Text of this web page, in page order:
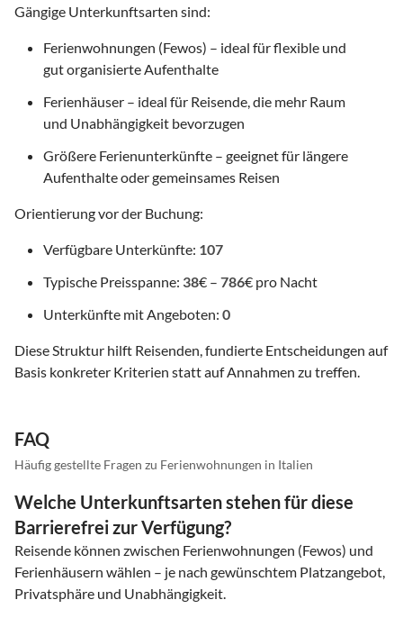
Gängige Unterkunftsarten sind:
Ferienwohnungen (Fewos) – ideal für flexible und
gut organisierte Aufenthalte
Ferienhäuser – ideal für Reisende, die mehr Raum
und Unabhängigkeit bevorzugen
Größere Ferienunterkünfte – geeignet für längere
Aufenthalte oder gemeinsames Reisen
Orientierung vor der Buchung:
Verfügbare Unterkünfte: 107
Typische Preisspanne: 38€ – 786€ pro Nacht
Unterkünfte mit Angeboten: 0
Diese Struktur hilft Reisenden, fundierte Entscheidungen auf
Basis konkreter Kriterien statt auf Annahmen zu treffen.
FAQ
Häufig gestellte Fragen zu Ferienwohnungen in Italien
Welche Unterkunftsarten stehen für diese
Barrierefrei zur Verfügung?
Reisende können zwischen Ferienwohnungen (Fewos) und
Ferienhäusern wählen – je nach gewünschtem Platzangebot,
Privatsphäre und Unabhängigkeit.